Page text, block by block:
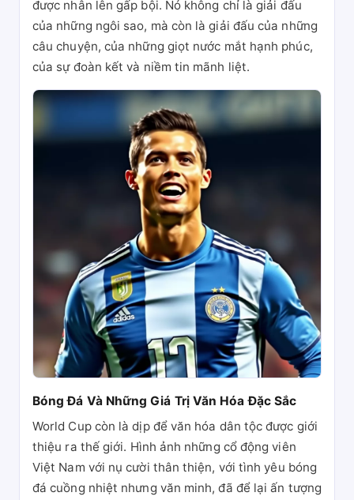
được nhân lên gấp bội. Nó không chỉ là giải đấu
của những ngôi sao, mà còn là giải đấu của những
câu chuyện, của những giọt nước mắt hạnh phúc,
của sự đoàn kết và niềm tin mãnh liệt.
Bóng Đá Và Những Giá Trị Văn Hóa Đặc Sắc
World Cup còn là dịp để văn hóa dân tộc được giới
thiệu ra thế giới. Hình ảnh những cổ động viên
Việt Nam với nụ cười thân thiện, với tình yêu bóng
đá cuồng nhiệt nhưng văn minh, đã để lại ấn tượng